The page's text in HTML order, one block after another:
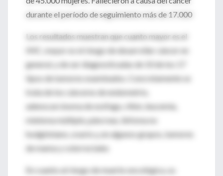
durante el período de seguimiento más de 17.000
Los resultados muestran que cuanto mayor es el
IMC, mayor es el riesgo de desarrollar cáncer en
general, y de ser diagnosticadas de 10 de los 17
tipos de tumores examinados. Concretamente se
trata de los cánceres de endometrio,
adenocarcinoma de esófago, riñón, leucemia,
mieloma múltiple, páncreas, linfoma no
hodgkiniano, ovario y, en algunos grupos, tumores
de mama y colorrectales
En cuanto al riesgo de muerte oncológica, su